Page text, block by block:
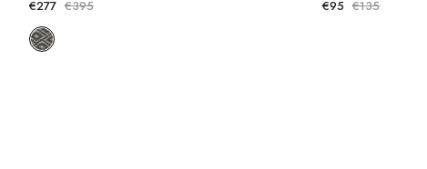
€277 €395 €95 €135